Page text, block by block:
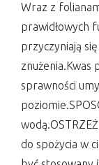
Wraz z
prawidłowych
przyczyniają
sprawności
do spożycia w